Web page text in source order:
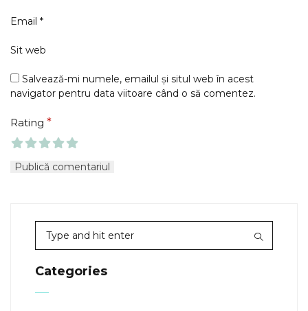
Email *
Sit web
Salvează-mi numele, emailul și situl web în acest
navigator pentru data viitoare când o să comentez.
Rating *
Categories